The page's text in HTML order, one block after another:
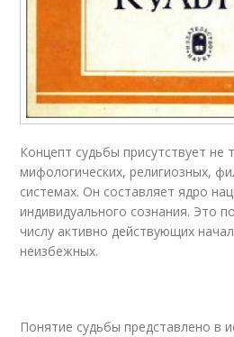
Концепт судьбы присутствует не
мифологических, религиозных,
системах. Он составляет ядро
индивидуального сознания. Это
числу активно действующих
неизбежных.
Понятие судьбы представлено в